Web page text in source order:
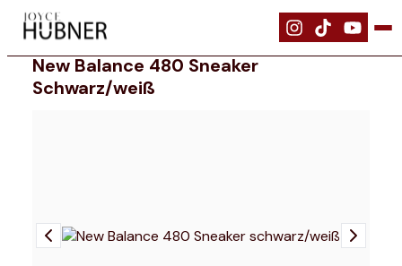
| Schuhe | New Balance 480 Sneaker schwarz/weiß
New Balance 480 Sneaker
Schwarz/weiß